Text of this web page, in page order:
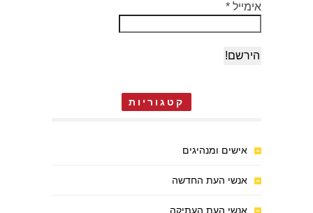
אימייל *
קטגוריות
אישים ומנהיגים
אנשי העת החדשה
אנשי העת העתיקה